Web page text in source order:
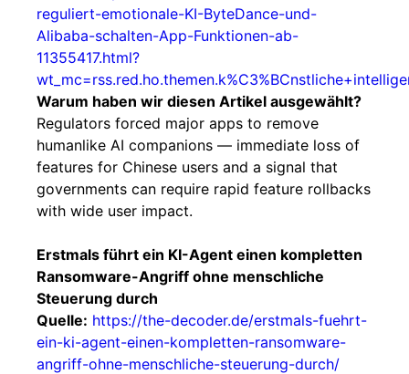
reguliert-emotionale-KI-ByteDance-und-
Alibaba-schalten-App-Funktionen-ab-
11355417.html?
Warum haben wir diesen Artikel ausgewählt?
Regulators forced major apps to remove
humanlike AI companions — immediate loss of
features for Chinese users and a signal that
governments can require rapid feature rollbacks
with wide user impact.
Erstmals führt ein KI-Agent einen kompletten
Ransomware-Angriff ohne menschliche
Steuerung durch
Quelle: https://the-decoder.de/erstmals-fuehrt-
ein-ki-agent-einen-kompletten-ransomware-
angriff-ohne-menschliche-steuerung-durch/